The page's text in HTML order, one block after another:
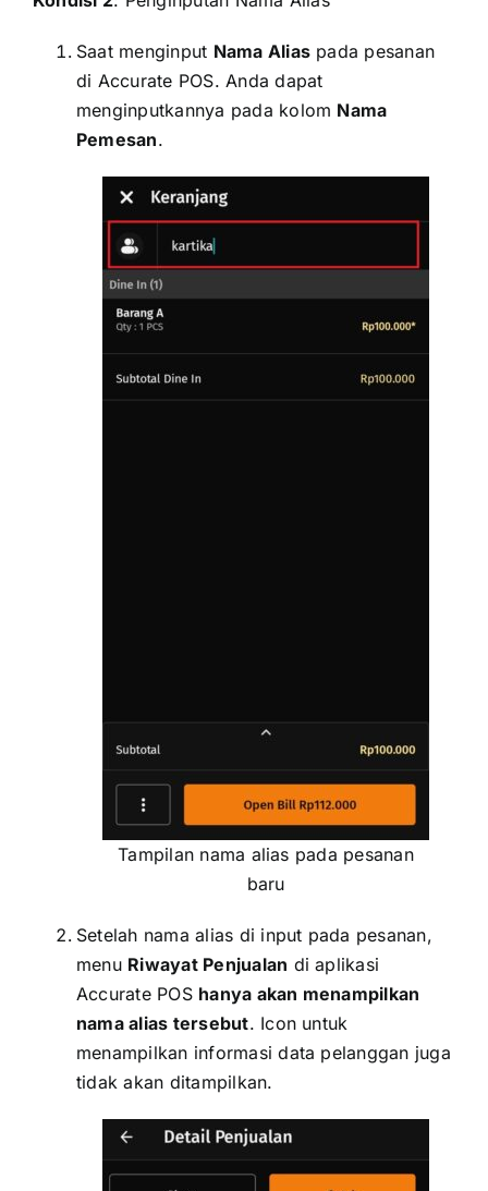
Saat menginput Nama Alias pada pesanan
di Accurate POS. Anda dapat
menginputkannya pada kolom Nama
Pemesan.
Tampilan nama alias pada pesanan
baru
Setelah nama alias di input pada pesanan,
menu Riwayat Penjualan di aplikasi
Accurate POS hanya akan menampilkan
nama alias tersebut. Icon untuk
menampilkan informasi data pelanggan juga
tidak akan ditampilkan.